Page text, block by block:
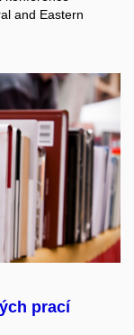
and Eastern
prací